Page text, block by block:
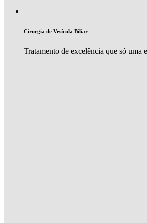
Cirurgia de Vesícula Biliar
Tratamento de excelência que só uma